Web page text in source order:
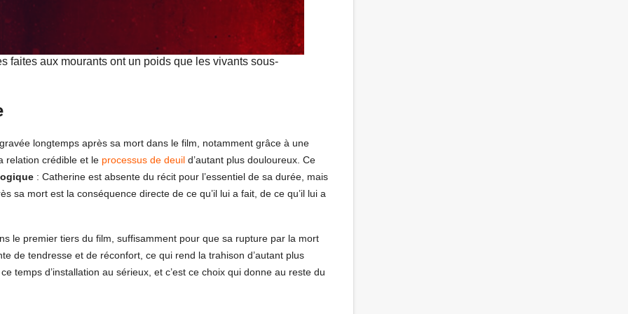
faites aux mourants ont un poids que les vivants sous-
longtemps après sa mort dans le film, notamment grâce à une
relation crédible et le processus de deuil d’autant plus douloureux. Ce
: Catherine est absente du récit pour l’essentiel de sa durée, mais
sa mort est la conséquence directe de ce qu’il lui a fait, de ce qu’il lui a
le premier tiers du film, suffisamment pour que sa rupture par la mort
de tendresse et de réconfort, ce qui rend la trahison d’autant plus
temps d’installation au sérieux, et c’est ce choix qui donne au reste du